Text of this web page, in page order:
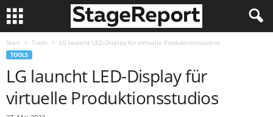
Start Tools LG launcht LED-Display für virtuelle Produktionsstudios
TOOLS
LG launcht LED-Display für
virtuelle Produktionsstudios